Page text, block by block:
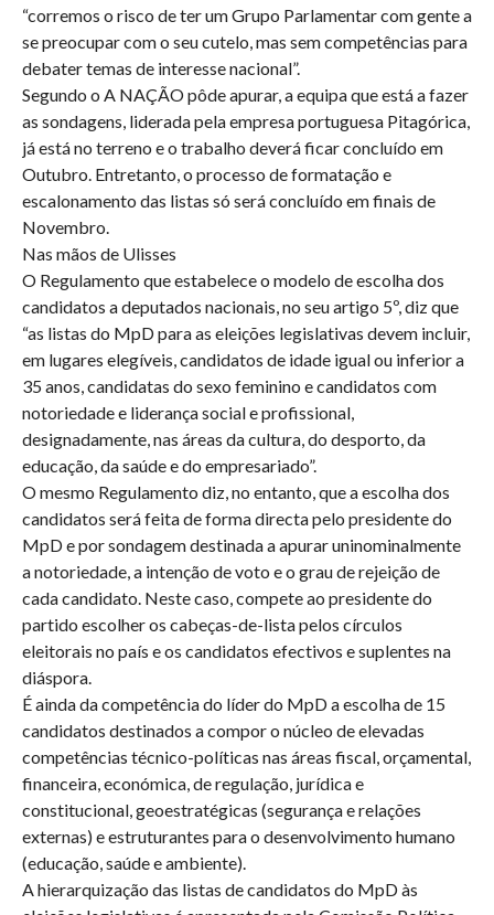
“corremos o risco de ter um Grupo Parlamentar com gente a
se preocupar com o seu cutelo, mas sem competências para
debater temas de interesse nacional”.
Segundo o A NAÇÃO pôde apurar, a equipa que está a fazer
as sondagens, liderada pela empresa portuguesa Pitagórica,
já está no terreno e o trabalho deverá ficar concluído em
Outubro. Entretanto, o processo de formatação e
escalonamento das listas só será concluído em finais de
Novembro.
Nas mãos de Ulisses
O Regulamento que estabelece o modelo de escolha dos
candidatos a deputados nacionais, no seu artigo 5º, diz que
“as listas do MpD para as eleições legislativas devem incluir,
em lugares elegíveis, candidatos de idade igual ou inferior a
35 anos, candidatas do sexo feminino e candidatos com
notoriedade e liderança social e profissional,
designadamente, nas áreas da cultura, do desporto, da
educação, da saúde e do empresariado”.
O mesmo Regulamento diz, no entanto, que a escolha dos
candidatos será feita de forma directa pelo presidente do
MpD e por sondagem destinada a apurar uninominalmente
a notoriedade, a intenção de voto e o grau de rejeição de
cada candidato. Neste caso, compete ao presidente do
partido escolher os cabeças-de-lista pelos círculos
eleitorais no país e os candidatos efectivos e suplentes na
diáspora.
É ainda da competência do líder do MpD a escolha de 15
candidatos destinados a compor o núcleo de elevadas
competências técnico-políticas nas áreas fiscal, orçamental,
financeira, económica, de regulação, jurídica e
constitucional, geoestratégicas (segurança e relações
externas) e estruturantes para o desenvolvimento humano
(educação, saúde e ambiente).
A hierarquização das listas de candidatos do MpD às